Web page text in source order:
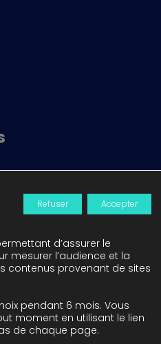
réservés -
Nantes B17-
d’assurer le
mesurer l’audience et la
contenus provenant de sites
pendant 6 mois. Vous
moment en utilisant le lien
de chaque page.
Accepter
Refuser